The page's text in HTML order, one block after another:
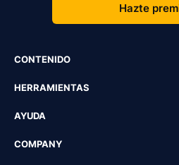
Hazte
CONTENIDO
HERRAMIENTAS
AYUDA
COMPANY